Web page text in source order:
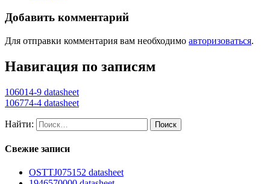
Добавить комментарий
Для отправки комментария вам необходимо авторизоваться.
Навигация по записям
106014-9 datasheet
106774-4 datasheet
Найти:
Свежие записи
OSTTJ075152 datasheet